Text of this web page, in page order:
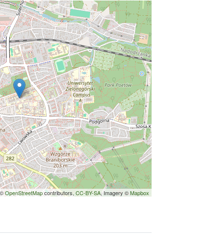
©OpenStreetMapcontributors, CC-BY-SA, Imagery ©Mapbox